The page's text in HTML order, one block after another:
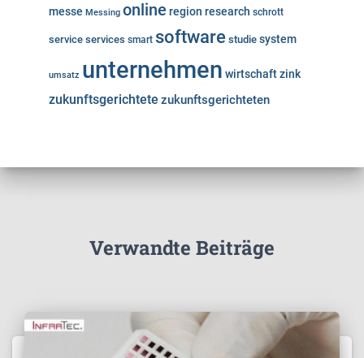
messe Messing online region research schrott
service services smart software studie system
umsatz unternehmen wirtschaftzink
zukunftsgerichtete zukunftsgerichteten
Verwandte Beiträge